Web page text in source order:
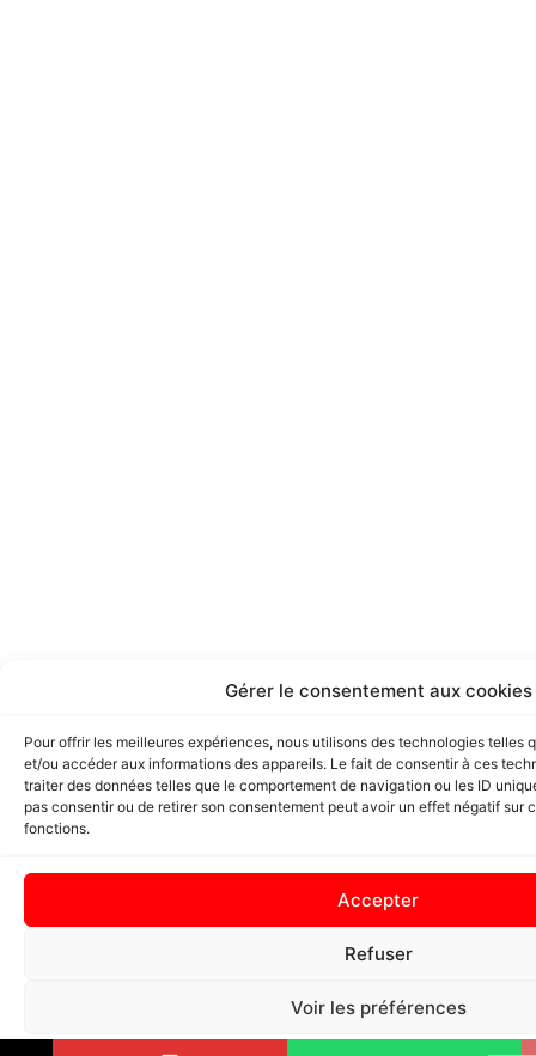
Gérer le consentement aux cookies
Pour offrir les meilleures expériences, nous utilisons des technologies telles
et/ou accéder aux informations des appareils. Le fait de consentir à ces
traiter des données telles que le comportement de navigation ou les ID
pas consentir ou de retirer son consentement peut avoir un effet négatif sur
fonctions.
Accepter
Refuser
Voir les préférences